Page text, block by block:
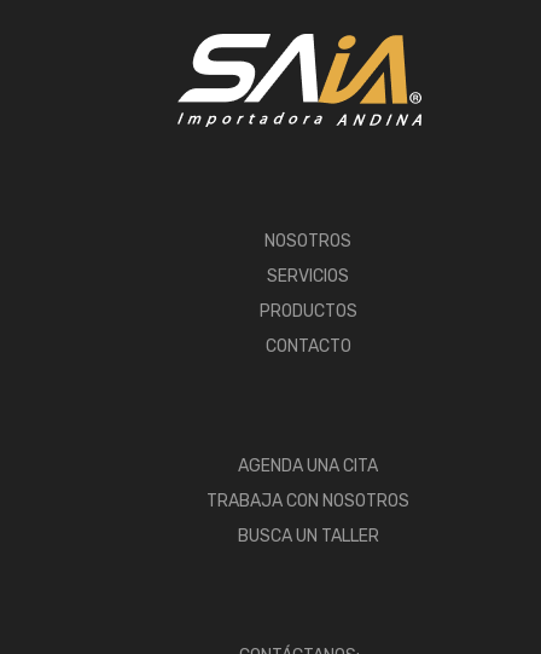
NOSOTROS
SERVICIOS
PRODUCTOS
CONTACTO
AGENDA UNA CITA
TRABAJA CON NOSOTROS
BUSCA UN TALLER